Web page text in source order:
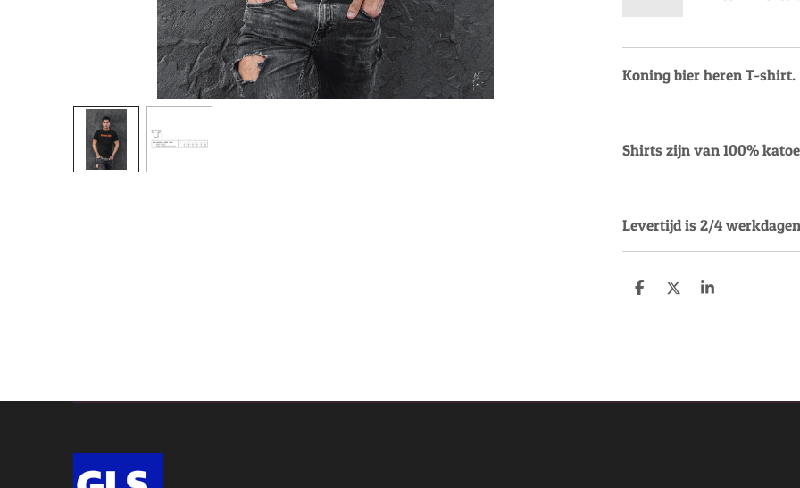
Koning bier heren T-shirt.
Shirts zijn van 100%
Levertijd is 2/4
D
D
S